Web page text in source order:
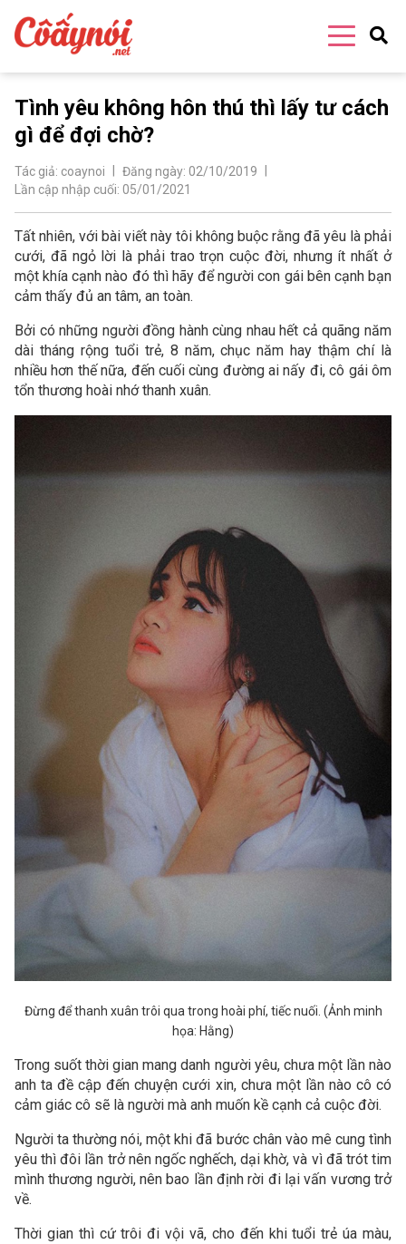
Tình yêu không hôn thú thì lấy tư cách
gì để đợi chờ?
Tác giả: coaynoi Đăng ngày: 02/10/2019
Lần cập nhập cuối: 05/01/2021
Tất nhiên, với bài viết này tôi không buộc rằng đã yêu là phải
cưới, đã ngỏ lời là phải trao trọn cuộc đời, nhưng ít nhất ở
một khía cạnh nào đó thì hãy để người con gái bên cạnh bạn
cảm thấy đủ an tâm, an toàn.
Bởi có những người đồng hành cùng nhau hết cả quãng năm
dài tháng rộng tuổi trẻ, 8 năm, chục năm hay thậm chí là
nhiều hơn thế nữa, đến cuối cùng đường ai nấy đi, cô gái ôm
tổn thương hoài nhớ thanh xuân.
Đừng để thanh xuân trôi qua trong hoài phí, tiếc nuối. (Ảnh minh
họa: Hằng)
Trong suốt thời gian mang danh người yêu, chưa một lần nào
anh ta đề cập đến chuyện cưới xin, chưa một lần nào cô có
cảm giác cô sẽ là người mà anh muốn kề cạnh cả cuộc đời.
Người ta thường nói, một khi đã bước chân vào mê cung tình
yêu thì đôi lần trở nên ngốc nghếch, dại khờ, và vì đã trót tim
mình thương người, nên bao lần định rời đi lại vấn vương trở
về.
Thời gian thì cứ trôi đi vội vã, cho đến khi tuổi trẻ úa màu,